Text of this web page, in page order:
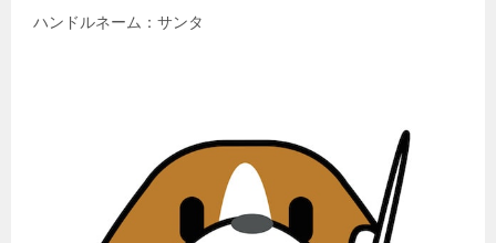
ハンドルネーム：サンタ